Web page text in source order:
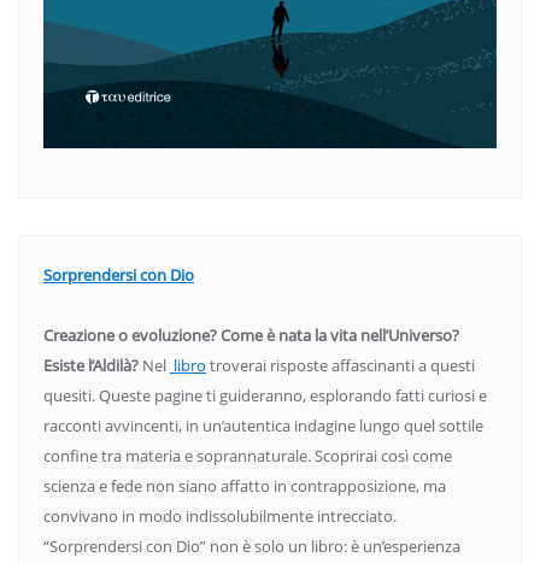
Sorprendersi con Dio
Creazione o evoluzione? Come è nata la vita nell’Universo?
Esiste l’Aldilà? Nel libro troverai risposte affascinanti a questi
quesiti. Queste pagine ti guideranno, esplorando fatti curiosi e
racconti avvincenti, in un’autentica indagine lungo quel sottile
confine tra materia e soprannaturale. Scoprirai così come
scienza e fede non siano affatto in contrapposizione, ma
convivano in modo indissolubilmente intrecciato.
“Sorprendersi con Dio” non è solo un libro: è un’esperienza